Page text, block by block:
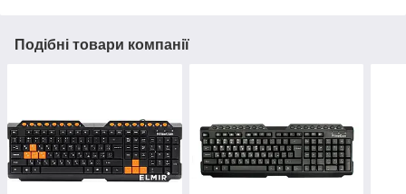
Подібні товари компанії